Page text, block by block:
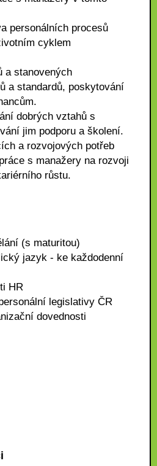
personálních procesů
cyklem
a stanovených
a standardů, poskytování
dobrých vztahů s
jim podporu a školení.
a rozvojových potřeb
s manažery na rozvoji
růstu.
(s maturitou)
jazyk - ke každodenní
HR
legislativy ČR
dovednosti